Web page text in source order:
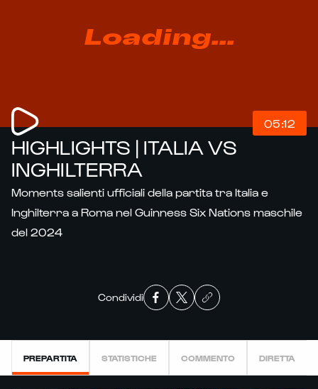
Loading...
05:12
HIGHLIGHTS | ITALIA VS
INGHILTERRA
Moments salienti ufficiali della partita tra Italia e
Inghilterra a Roma nel Guinness Six Nations maschile
del 2024
Condividi
PREPARTITA STATISTICHE COMMENTO DIRETTA